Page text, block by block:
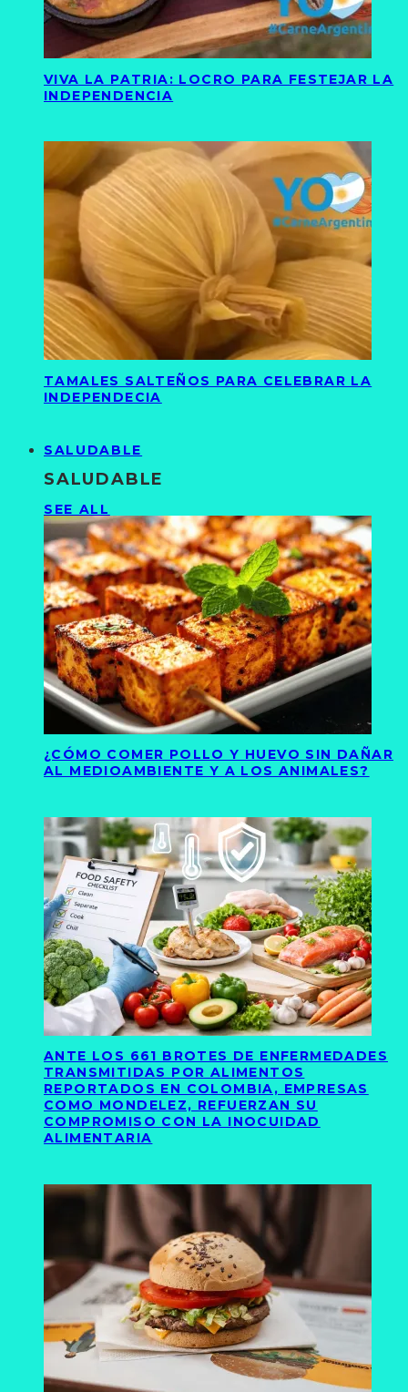
VIVA LA PATRIA: LOCRO PARA FESTEJAR LA
INDEPENDENCIA
TAMALES SALTEÑOS PARA CELEBRAR LA
INDEPENDECIA
SALUDABLE
SALUDABLE
SEE ALL
¿CÓMO COMER POLLO Y HUEVO SIN DAÑAR
AL MEDIOAMBIENTE Y A LOS ANIMALES?
ANTE LOS 661 BROTES DE ENFERMEDADES
TRANSMITIDAS POR ALIMENTOS
REPORTADOS EN COLOMBIA, EMPRESAS
COMO MONDELEZ, REFUERZAN SU
COMPROMISO CON LA INOCUIDAD
ALIMENTARIA